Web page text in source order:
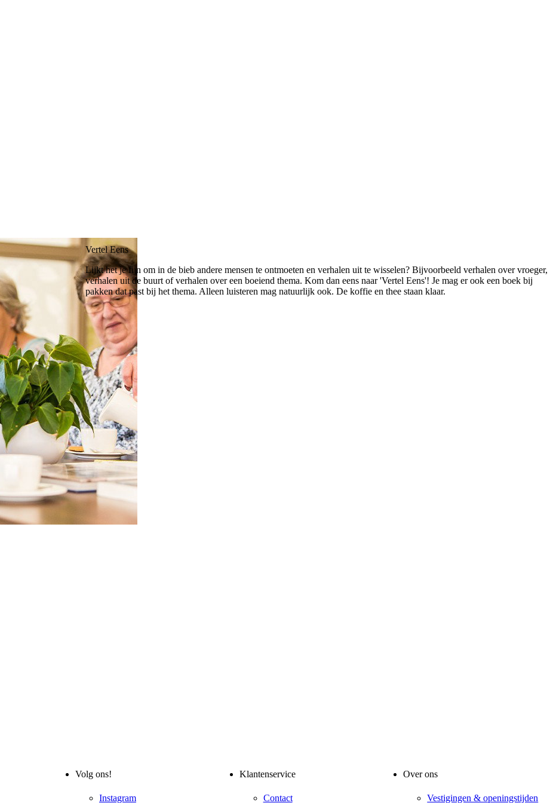
Vertel Eens
Lijkt het je fijn om in de bieb andere mensen te ontmoeten en verhalen uit te wisselen? Bijvoorbeeld verhalen over vroeger,
verhalen uit de buurt of verhalen over een boeiend thema. Kom dan eens naar 'Vertel Eens'! Je mag er ook een boek bij
pakken dat past bij het thema. Alleen luisteren mag natuurlijk ook. De koffie en thee staan klaar.
Volg ons!
Instagram
Klantenservice
Contact
Over ons
Vestigingen & openingstijden